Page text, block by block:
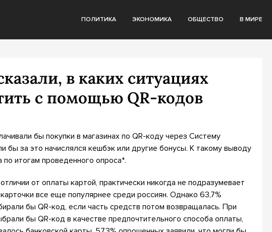
ПОЛИТИКА ЭКОНОМИКА ОБЩЕСТВО В МИРЕ
в каких ситуациях
с помощью QR-кодов
бы покупки в магазинах по QR-коду через Систему
бы за это начислялся кешбэк или другие бонусы. К такому выводу
итогам проведенного опроса*.
от оплаты картой, практически никогда не подразумевает
все еще популярнее среди россиян. Однако 63,7%
бы QR-код, если часть средств потом возвращалась. При
бы QR-код в качестве предпочтительного способа оплаты,